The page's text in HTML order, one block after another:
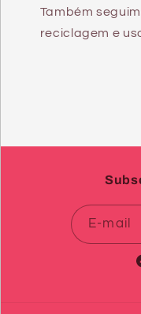
Também
reciclagem e
E-mail